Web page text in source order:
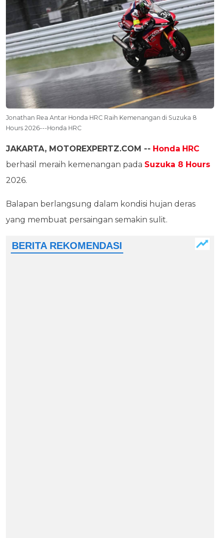
Jonathan Rea Antar Honda HRC Raih Kemenangan di Suzuka 8
Hours 2026---Honda HRC
JAKARTA, MOTOREXPERTZ.COM -- Honda HRC
berhasil meraih kemenangan pada Suzuka 8 Hours
2026.
Balapan berlangsung dalam kondisi hujan deras
yang membuat persaingan semakin sulit.